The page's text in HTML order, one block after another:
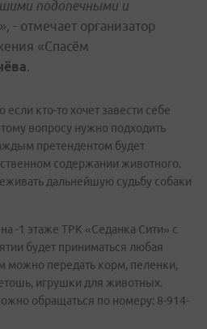
подопечными и
- отмечает организатор
«Спасём
.
кто-то хочет завести себе
вопросу нужно подходить
претендентом будет
содержании животного.
дальнейшую судьбу собаки
-1 этаже ТРК «Седанка Сити» с
будет приниматься любая
можно передать корм, пеленки,
игрушки для животных.
обращаться по номеру: 8-914-